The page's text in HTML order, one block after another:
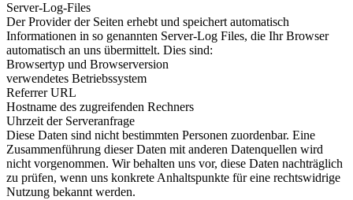
Server-Log-Files
Der Provider der Seiten erhebt und speichert automatisch
Informationen in so genannten Server-Log Files, die Ihr Browser
automatisch an uns übermittelt. Dies sind:
Browsertyp und Browserversion
verwendetes Betriebssystem
Referrer URL
Hostname des zugreifenden Rechners
Uhrzeit der Serveranfrage
Diese Daten sind nicht bestimmten Personen zuordenbar. Eine
Zusammenführung dieser Daten mit anderen Datenquellen wird
nicht vorgenommen. Wir behalten uns vor, diese Daten nachträglich
zu prüfen, wenn uns konkrete Anhaltspunkte für eine rechtswidrige
Nutzung bekannt werden.